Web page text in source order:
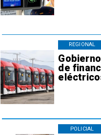
de
REGIONAL
POLICIAL